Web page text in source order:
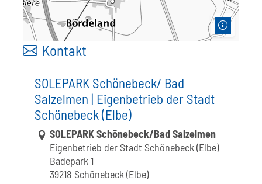
Kontakt
SOLEPARK Schönebeck/ Bad
Salzelmen | Eigenbetrieb der Stadt
Schönebeck (Elbe)
Link zur Google-Maps Navigation
SOLEPARK Schönebeck/Bad Salzelmen
Eigenbetrieb der Stadt Schönebeck (Elbe)
Badepark 1
39218 Schönebeck (Elbe)